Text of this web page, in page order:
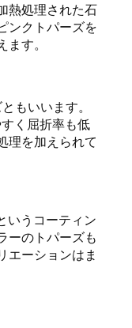
熱処理された石
ンクトパーズを
す。
もいいます。
く屈折率も低
理を加えられて
いうコーティン
ーのトパーズも
エーションはま